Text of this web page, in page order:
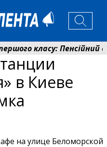
класу: Пенсійний
115 компенсацій на
в Киеве
на улице Беломорской